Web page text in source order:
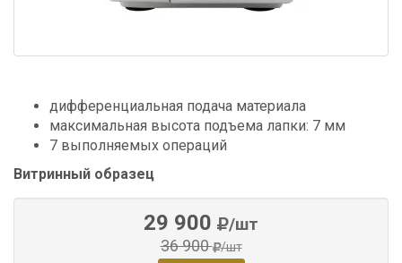
дифференциальная подача материала
максимальная высота подъема лапки: 7 мм
7 выполняемых операций
Витринный образец
29 900 /шт
36 900 /шт